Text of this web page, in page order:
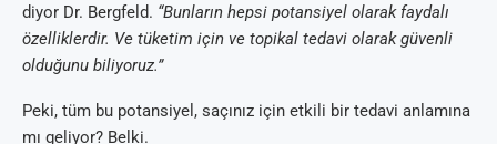
diyor Dr. Bergfeld. “Bunların hepsi potansiyel olarak faydalı
özelliklerdir. Ve tüketim için ve topikal tedavi olarak güvenli
olduğunu biliyoruz.”
Peki, tüm bu potansiyel, saçınız için etkili bir tedavi anlamına
mı geliyor? Belki.